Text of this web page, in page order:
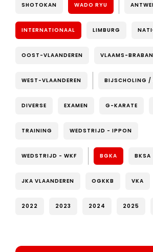
SHOTOKAN WADO RYU
INTERNATIONAAL LIMBURG
OOST-VLAANDEREN VLAAMS-
WEST-VLAANDEREN BIJSCHOLING /
DIVERSE EXAMEN G-KARATE
TRAINING WEDSTRIJD - IPPON
WEDSTRIJD - WKF BGKA BKSA
JKA VLAANDEREN OGKKB VKA
2022 2023 2024 2025